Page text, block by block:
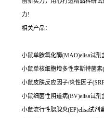
力!
相关产品：
小鼠单胺氧化酶(MAO)elisa试剂
小鼠单核细胞增多性李斯特菌素
小鼠皮肤反应因子/炎性因子
小鼠细菌性阴道病(BV)elisa试剂
小鼠流行性腮腺炎(EP)elisa试剂